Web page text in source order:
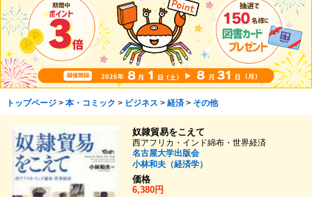
トップページ> 本・コミック > ビジネス > 経済> その他
奴隷貿易をこえて
西アフリカ・インド綿布・世界経済
名古屋大学出版会
小林和夫（経済学）
価格
6,380円